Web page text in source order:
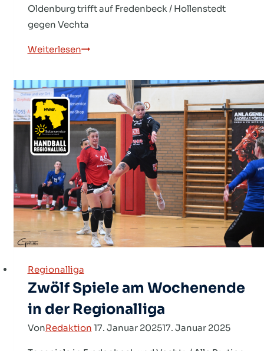
Oldenburg trifft auf Fredenbeck / Hollenstedt
gegen Vechta
WeiterlesenZwei
in
der
Solarservice
Norddeutschland
Handball-
Regionalliga
Regionalliga
Zwölf Spiele am Wochenende
in der Regionalliga
VonRedaktion 17. Januar 202517. Januar 2025